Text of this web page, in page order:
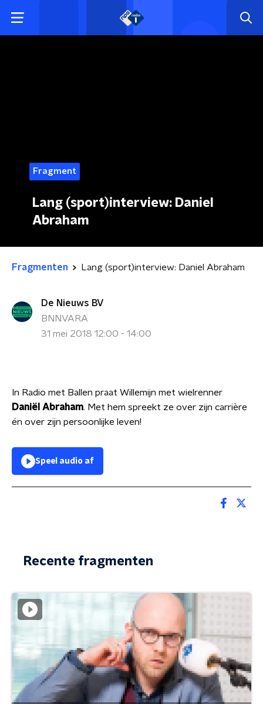
Fragment
Lang (sport)interview: Daniel
Abraham
Fragmenten Lang (sport)interview: Daniel Abraham
De Nieuws BV
BNNVARA
31 mei 2018 12:00 - 14:00
In Radio met Ballen praat Willemijn met wielrenner
Daniël Abraham. Met hem spreekt ze over zijn carrière
én over zijn persoonlijke leven!
Speel audio af
Recente fragmenten